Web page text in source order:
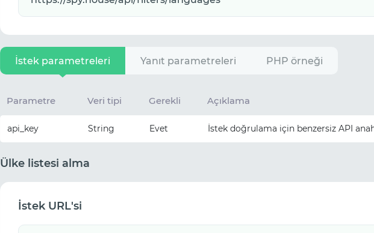
İstek parametreleri Yanıt parametreleri PHP örneği
Parametre Veri tipi Gerekli Açıklama
api_key String Evet İstek doğrulama için benzersiz API
Ülke listesi alma
İstek URL'si